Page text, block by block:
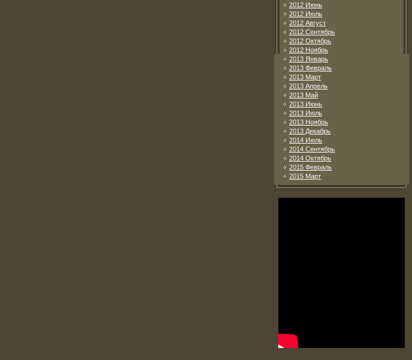
2012 Июнь
2012 Июль
2012 Август
2012 Сентябрь
2012 Октябрь
2012 Ноябрь
2013 Январь
2013 Февраль
2013 Март
2013 Апрель
2013 Май
2013 Июнь
2013 Июль
2013 Ноябрь
2013 Декабрь
2014 Июль
2014 Сентябрь
2014 Октябрь
2015 Февраль
2015 Март